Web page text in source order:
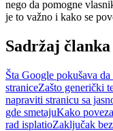
nego da pomogne
je to važno i kako se
Sadržaj članka
Šta Google pokušava da
straniceZašto generički
napraviti stranicu sa
gde smetajuKako
rad isplatioZaključak